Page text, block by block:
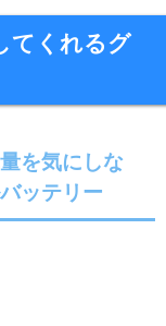
てくれるグ
を気にしな
ッテリー